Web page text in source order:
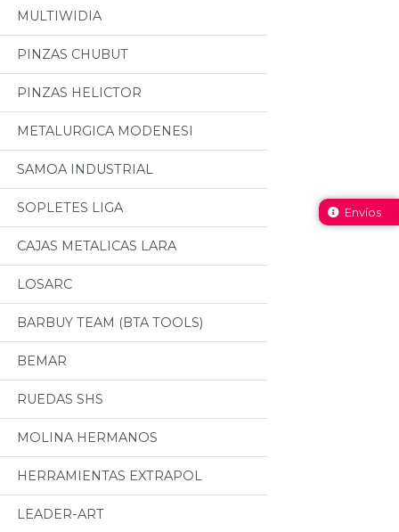
MULTIWIDIA
PINZAS CHUBUT
PINZAS HELICTOR
METALURGICA MODENESI
SAMOA INDUSTRIAL
SOPLETES LIGA
CAJAS METALICAS LARA
LOSARC
BARBUY TEAM (BTA TOOLS)
BEMAR
RUEDAS SHS
MOLINA HERMANOS
HERRAMIENTAS EXTRAPOL
LEADER-ART
Envíos